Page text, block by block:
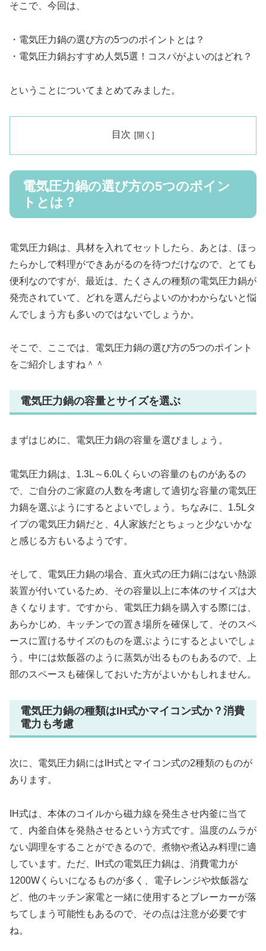
そこで、今回は、
・電気圧力鍋の選び方の5つのポイントとは？
・電気圧力鍋おすすめ人気5選！コスパがよいのはどれ？
ということについてまとめてみました。
目次
電気圧力鍋の選び方の5つのポイン
トとは？
電気圧力鍋は、具材を入れてセットしたら、あとは、ほっ
たらかしで料理ができあがるのを待つだけなので、とても
便利なのですが、最近は、たくさんの種類の電気圧力鍋が
発売されていて、どれを選んだらよいのかわからないと悩
んでしまう方も多いのではないでしょうか。
そこで、ここでは、電気圧力鍋の選び方の5つのポイント
をご紹介しますね＾＾
電気圧力鍋の容量とサイズを選ぶ
まずはじめに、電気圧力鍋の容量を選びましょう。
電気圧力鍋は、1.3L～6.0Lくらいの容量のものがあるの
で、ご自分のご家庭の人数を考慮して適切な容量の電気圧
力鍋を選ぶようにするとよいでしょう。ちなみに、1.5Lタ
イプの電気圧力鍋だと、4人家族だとちょっと少ないかな
と感じる方もいるようです。
そして、電気圧力鍋の場合、直火式の圧力鍋にはない熱源
装置が付いているため、その容量以上に本体のサイズは大
きくなります。ですから、電気圧力鍋を購入する際には、
あらかじめ、キッチンでの置き場所を確保して、そのスペ
ースに置けるサイズのものを選ぶようにするとよいでしょ
う。中には炊飯器のように蒸気が出るものもあるので、上
部のスペースも確保しておいた方がよいかもしれません。
電気圧力鍋の種類はIH式かマイコン式か？消費
電力も考慮
次に、電気圧力鍋にはIH式とマイコン式の2種類のものが
あります。
IH式は、本体のコイルから磁力線を発生させ内釜に当て
て、内釜自体を発熱させるという方式です。温度のムラが
ない調理をすることができるので、煮物や煮込み料理に適
しています。ただ、IH式の電気圧力鍋は、消費電力が
1200Wくらいになるものが多く、電子レンジや炊飯器な
ど、他のキッチン家電と一緒に使用するとブレーカーが落
ちてしまう可能性もあるので、その点は注意が必要です
ね。